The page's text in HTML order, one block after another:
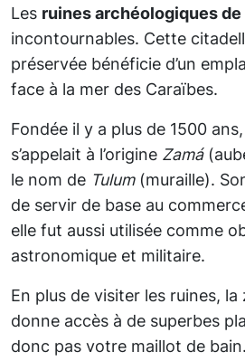
Les ruines archéologiques de
incontournables. Cette
préservée bénéficie d’un
face à la mer des Caraïbes.
Fondée il y a plus de 1500
s’appelait à l’origine Zamá
le nom de Tulum(muraille).
de servir de base au
elle fut aussi utilisée comme
astronomique et militaire.
En plus de visiter les ruines,
donne accès à de superbes
donc pas votre maillot de bain.